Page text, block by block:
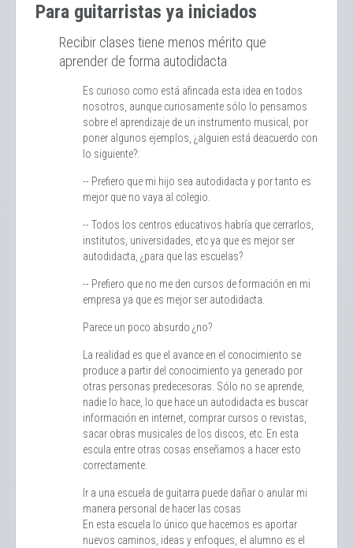
Para guitarristas ya iniciados
Recibir clases tiene menos mérito que
aprender de forma autodidacta
Es curioso como está afincada esta idea en todos
nosotros, aunque curiosamente sólo lo pensamos
sobre el aprendizaje de un instrumento musical, por
poner algunos ejemplos, ¿alguien está deacuerdo con
lo siguiente?:
-- Prefiero que mi hijo sea autodidacta y por tanto es
mejor que no vaya al colegio.
-- Todos los centros educativos habría que cerrarlos,
institutos, universidades, etc ya que es mejor ser
autodidacta, ¿para que las escuelas?
-- Prefiero que no me den cursos de formación en mi
empresa ya que es mejor ser autodidacta.
Parece un poco absurdo ¿no?
La realidad es que el avance en el conocimiento se
produce a partir del conocimiento ya generado por
otras personas predecesoras. Sólo no se aprende,
nadie lo hace, lo que hace un autodidacta es buscar
información en internet, comprar cursos o revistas,
sacar obras musicales de los discos, etc. En esta
escula entre otras cosas enseñamos a hacer esto
correctamente.
Ir a una escuela de guitarra puede dañar o anular mi
manera personal de hacer las cosas
En esta escuela lo único que hacemos es aportar
nuevos caminos, ideas y enfoques, el alumno es el